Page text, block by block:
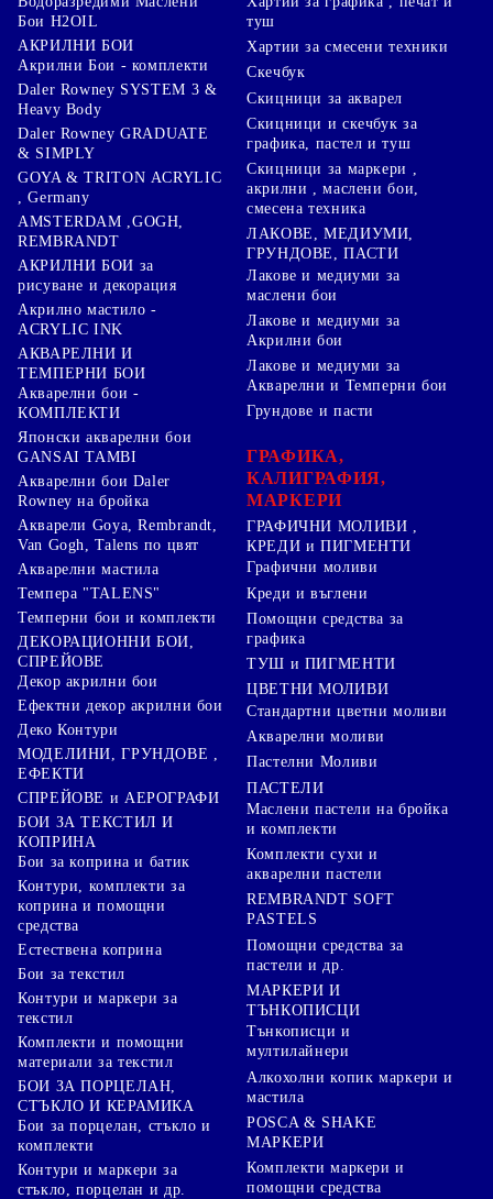
Бои H2OIL
АКРИЛНИ БОИ
Акрилни Бои - комплекти
Daler Rowney SYSTEM 3 &
Heavy Body
Daler Rowney GRADUATE
& SIMPLY
GOYA & TRITON АCRYLIC
, Germany
AMSTERDAM ,GOGH,
REMBRANDT
АКРИЛНИ БОИ за
рисуване и декорация
Акрилно мастило -
ACRYLIC INK
АКВАРЕЛНИ И
ТЕМПЕРНИ БОИ
Акварелни бои -
КОМПЛЕКТИ
Японски акварелни бои
GANSAI TAMBI
Акварелни бои Daler
Rowney на бройка
Акварели Goya, Rembrandt,
Van Gogh, Talens по цвят
Акварелни мастила
Темпера "TALENS"
Темперни бои и комплекти
ДЕКОРАЦИОННИ БОИ,
СПРЕЙОВЕ
Декор акрилни бои
Ефектни декор акрилни бои
Деко Контури
МОДЕЛИНИ, ГРУНДОВЕ ,
ЕФЕКТИ
СПРЕЙОВЕ и АЕРОГРАФИ
БОИ ЗА ТЕКСТИЛ И
КОПРИНА
Бои за коприна и батик
Контури, комплекти за
коприна и помощни
средства
Естествена коприна
Бои за текстил
Контури и маркери за
текстил
Комплекти и помощни
материали за текстил
БОИ ЗА ПОРЦЕЛАН,
СТЪКЛО И КЕРАМИКА
Бои за порцелан, стъкло и
комплекти
Контури и маркери за
стъкло, порцелан и др.
туш
Хартии за смесени техники
Скечбук
Скицници за акварел
Скицници и скечбук за
графика, пастел и туш
Скицници за маркери ,
акрилни , маслени бои,
смесена техника
ЛАКОВЕ, МЕДИУМИ,
ГРУНДОВЕ, ПАСТИ
Лакове и медиуми за
маслени бои
Лакове и медиуми за
Акрилни бои
Лакове и медиуми за
Акварелни и Темперни бои
Грундове и пасти
ГРАФИКА,
КАЛИГРАФИЯ,
МАРКЕРИ
ГРАФИЧНИ МОЛИВИ ,
КРЕДИ и ПИГМЕНТИ
Графични моливи
Креди и въглени
Помощни средства за
графика
ТУШ и ПИГМЕНТИ
ЦВЕТНИ МОЛИВИ
Стандартни цветни моливи
Акварелни моливи
Пастелни Моливи
ПАСТЕЛИ
Маслени пастели на бройка
и комплекти
Комплекти сухи и
акварелни пастели
REMBRANDT SOFT
PASTELS
Помощни средства за
пастели и др.
МАРКЕРИ И
ТЪНКОПИСЦИ
Тънкописци и
мултилайнери
Алкохолни копик маркери и
мастила
POSCA & SHAKE
МАРКЕРИ
Комплекти маркери и
помощни средства